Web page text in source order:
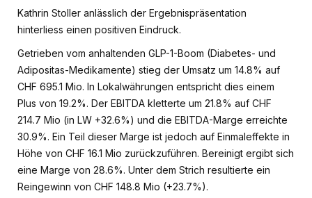
Kathrin Stoller anlässlich der Ergebnispräsentation
hinterliess einen positiven Eindruck.
Getrieben vom anhaltenden GLP-1-Boom (Diabetes- und
Adipositas-Medikamente) stieg der Umsatz um 14.8% auf
CHF 695.1 Mio. In Lokalwährungen entspricht dies einem
Plus von 19.2%. Der EBITDA kletterte um 21.8% auf CHF
214.7 Mio (in LW +32.6%) und die EBITDA-Marge erreichte
30.9%. Ein Teil dieser Marge ist jedoch auf Einmaleffekte in
Höhe von CHF 16.1 Mio zurückzuführen. Bereinigt ergibt sich
eine Marge von 28.6%. Unter dem Strich resultierte ein
Reingewinn von CHF 148.8 Mio (+23.7%).